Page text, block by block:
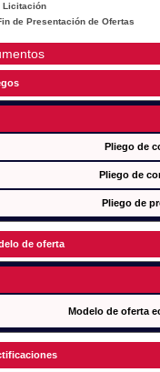
Licitación
de Presentación de Ofertas
Pliego de
Pliego de
Pliego de
de oferta
Modelo de oferta